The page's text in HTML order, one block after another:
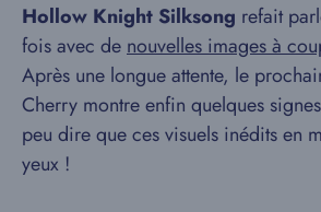
Hollow Knight Silksong refait
fois avec de nouvelles images à
Après une longue attente, le
Cherry montre enfin quelques
peu dire que ces visuels inédits en
yeux !